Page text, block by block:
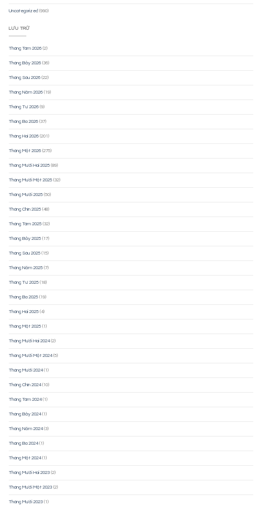
Uncategorized (990)
LƯU TRỮ
Tháng Tám 2026 (2)
Tháng Bảy 2026 (36)
Tháng Sáu 2026 (22)
Tháng Năm 2026 (19)
Tháng Tư 2026 (9)
Tháng Ba 2026 (37)
Tháng Hai 2026 (201)
Tháng Một 2026 (275)
Tháng Mười Hai 2025 (89)
Tháng Mười Một 2025 (32)
Tháng Mười 2025 (50)
Tháng Chín 2025 (48)
Tháng Tám 2025 (32)
Tháng Bảy 2025 (17)
Tháng Sáu 2025 (15)
Tháng Năm 2025 (7)
Tháng Tư 2025 (18)
Tháng Ba 2025 (19)
Tháng Hai 2025 (4)
Tháng Một 2025 (1)
Tháng Mười Hai 2024(2)
Tháng Mười Một 2024(5)
Tháng Mười 2024(1)
Tháng Chín 2024(10)
Tháng Tám 2024(1)
Tháng Bảy 2024(1)
Tháng Năm 2024(3)
Tháng Ba 2024(1)
Tháng Một 2024(1)
Tháng Mười Hai 2023 (2)
Tháng Mười Một 2023 (2)
Tháng Mười 2023 (1)